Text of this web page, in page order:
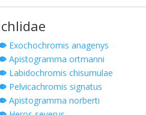
Exochochromis anagenys
Apistogramma ortmanni
Labidochromis chisumulae
Pelvicachromis signatus
Apistogramma norberti